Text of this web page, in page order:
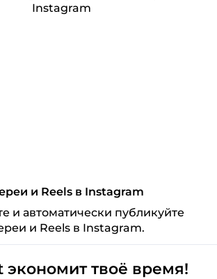
Instagram
и Reels в Instagram
и автоматически публикуйте
и Reels в Instagram.
экономит твоё время!